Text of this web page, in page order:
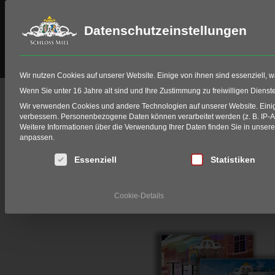
HIO Fitting Schloss Miel Golf
Downloads
Home Golf Golf-Club Schloss Miel Presse &
Der Presse- und
Datenschutzeinstellungen
Wir nutzen Cookies auf unserer Website. Einige von ihnen sind essenziell,
Wenn Sie unter 16 Jahre alt sind und Ihre Zustimmung zu freiwilligen
Wir verwenden Cookies und andere Technologien auf unserer Website.
verbessern. Personenbezogene Daten können verarbeitet werden (z. B.
Weitere Informationen über die Verwendung Ihrer Daten finden Sie in
anpassen.
Es folgt eine Liste der Service-Gruppen, für die eine
Essenziell Statistiken
Cookie-Details